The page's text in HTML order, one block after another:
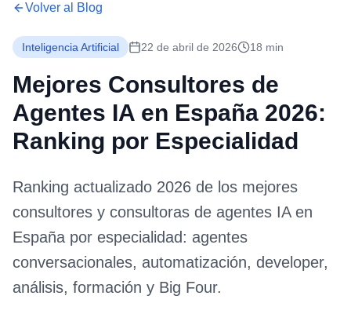
Volver al Blog
Inteligencia Artificial 22 de abril de 2026 18 min
Mejores Consultores de
Agentes IA en España 2026:
Ranking por Especialidad
Ranking actualizado 2026 de los mejores
consultores y consultoras de agentes IA en
España por especialidad: agentes
conversacionales, automatización, developer,
análisis, formación y Big Four.